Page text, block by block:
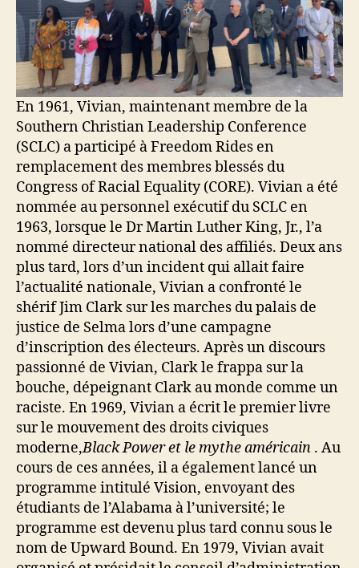
En 1961, Vivian, maintenant membre de la
Southern Christian Leadership Conference
(SCLC) a participé à Freedom Rides en
remplacement des membres blessés du
Congress of Racial Equality (CORE). Vivian a été
nommée au personnel exécutif du SCLC en
1963, lorsque le Dr Martin Luther King, Jr., l’a
nommé directeur national des affiliés. Deux ans
plus tard, lors d’un incident qui allait faire
l’actualité nationale, Vivian a confronté le
shérif Jim Clark sur les marches du palais de
justice de Selma lors d’une campagne
d’inscription des électeurs. Après un discours
passionné de Vivian, Clark le frappa sur la
bouche, dépeignant Clark au monde comme un
raciste. En 1969, Vivian a écrit le premier livre
sur le mouvement des droits civiques
moderne,Black Power et le mythe américain . Au
cours de ces années, il a également lancé un
programme intitulé Vision, envoyant des
étudiants de l’Alabama à l’université; le
programme est devenu plus tard connu sous le
nom de Upward Bound. En 1979, Vivian avait